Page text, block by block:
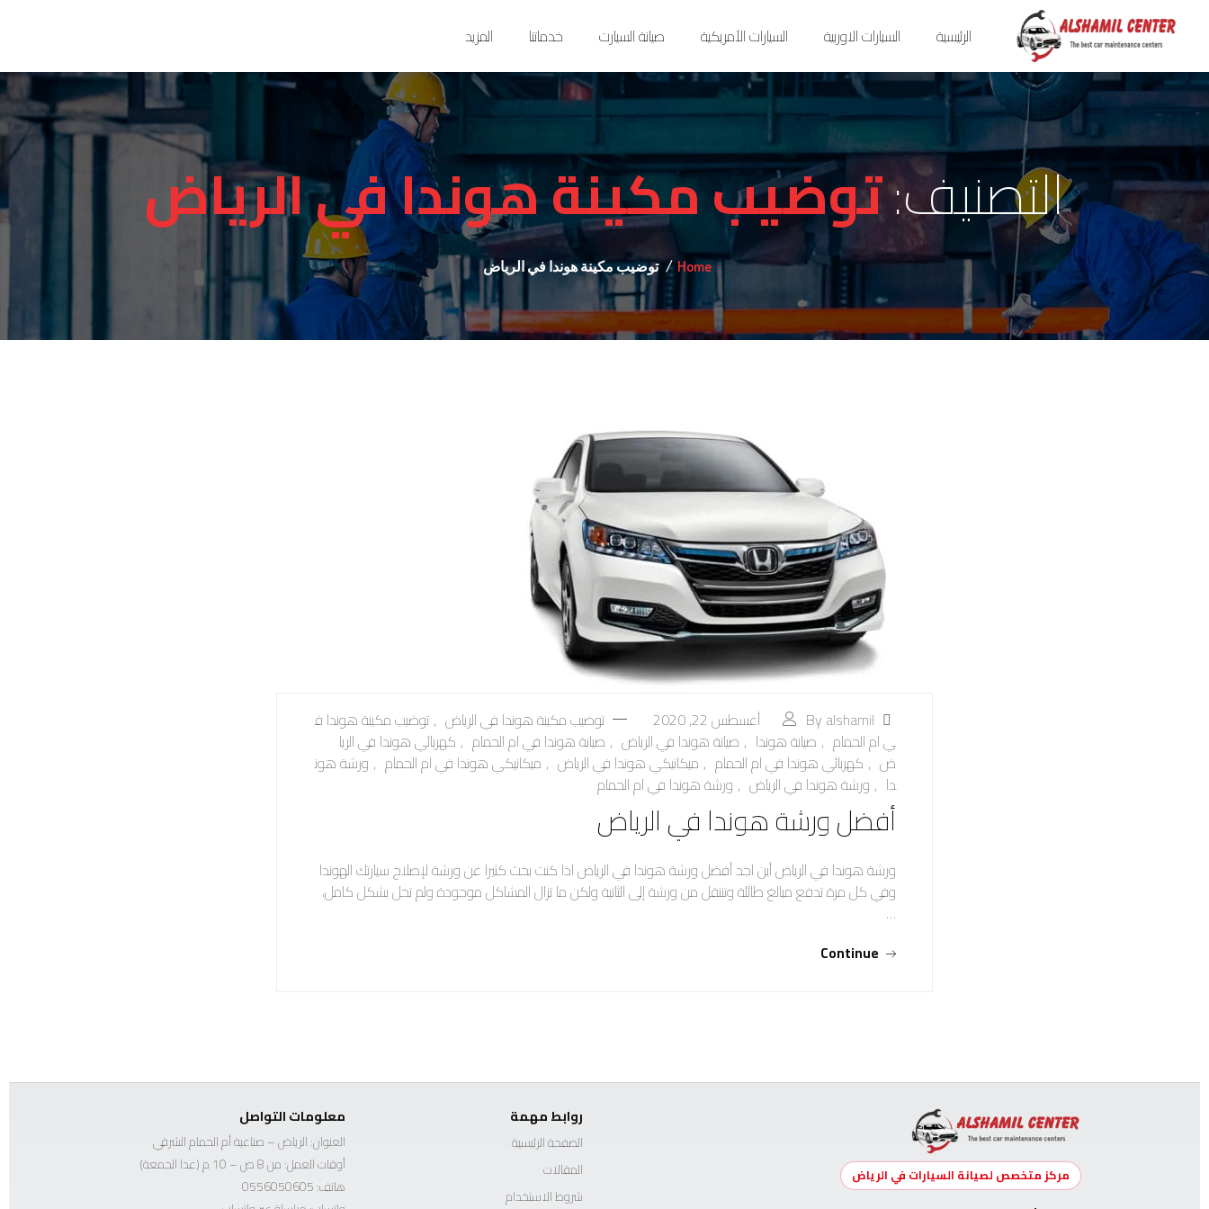
الرئيسية السيارات الاوربية السيارات الأمريكية صيانة السيارت خدماتنا المزيد
التصنيف:توضيب مكينة هوندا في الرياض
Home توضيب مكينة هوندا في الرياض
By alshamil أغسطس 22, 2020 توضيب مكينة هوندا في الرياض ,توضيب مكينة هوندا ف
ي ام الحمام , صيانة هوندا , صيانة هوندا في الرياض , صيانة هوندا في ام الحمام , كهربائي هوندا في الريا
ض , كهربائي هوندا في ام الحمام , ميكانيكي هوندا في الرياض , ميكانيكي هوندا في ام الحمام , ورشة هون
دا , ورشة هوندا في الرياض , ورشة هوندا في ام الحمام
أفضل ورشة هوندا في الرياض
ورشة هوندا في الرياض أين اجد أفضل ورشة هوندا في الرياض اذا كنت بحث كثيرا عن ورشة لإصلاح سيارتك الهوندا
وفي كل مرة تدفع مبالغ طائلة وتنتقل من ورشة إلى الثانية ولكن ما تزال المشاكل موجودة ولم تحل بشكل كامل،
…
Continue
مركز متخصص لصيانة السيارات في الرياض
روابط مهمة
الصفحة الرئيسية
المقالات
شروط الاستخدام
معلومات التواصل
العنوان: الرياض – صناعية أم الحمام الشرقي
أوقات العمل: من 8 ص – 10 م (عدا الجمعة)
هاتف:0556050605